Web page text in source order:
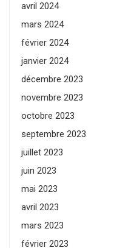
avril 2024
mars 2024
février 2024
janvier 2024
décembre 2023
novembre 2023
octobre 2023
septembre 2023
juillet 2023
juin 2023
mai 2023
avril 2023
mars 2023
février 2023